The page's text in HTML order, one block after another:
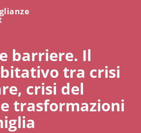
barriere. Il
tra crisi
crisi del
trasformazioni